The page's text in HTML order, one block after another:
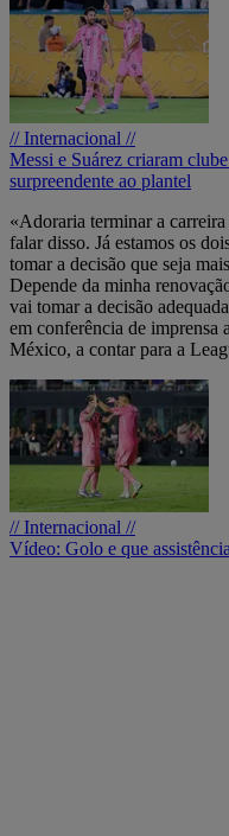
// Internacional //
Messi e Suárez criaram
surpreendente ao plantel
«Adoraria terminar a
falar disso. Já estamos os
tomar a decisão que seja
Depende da minha
vai tomar a decisão
em conferência de imprensa
México, a contar para a
// Internacional //
Vídeo: Golo e que